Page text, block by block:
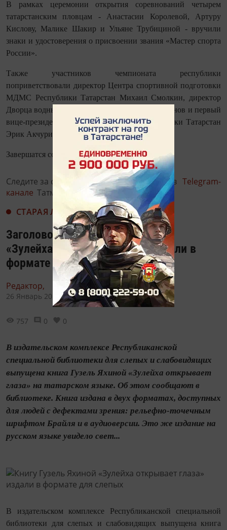
В рамках церемонии открытия соревнований четырем
татарстанским пловцам - Анастасии Королевой, Артуру
Кислову, Малике Шакир и Ульяне Трубициной - вручили
знаки и удостоверения о присвоении звания «Мастер спорта
России».
Также участников чемпионата республики
поприветствовали директор Центра спортивной подготовки
МДМС Республики Татарстан Михаил Смолкин, директор
Дворца водных видов спорта Альберт Багаутдинов и первый
вице-президент Федерации плавания Республики Татарстан
Эрик Акчурин.
Завершатся соревнования 28 января.
Следите за самым важным и интересным в Telegram-
канале Татмедиа
СТАРАЯ ЛЕНТА НОВОСТЕЙ
Заголовок: Книгу Гузель Яхиной
«Зулейха открывает глаза» издали в
формате для слепых
Редактор,
26 Январь 2017 - 10:22
757 0 0
В издательском комплексе Республиканской
специальной библиотеки для слепых и слабовидящих
выпущена книга Гузель Яхиной «Зулейха открывает
глаза» на татарском языке. Об этом сообщают в
библиотеке. Книга издана в двух форматах, доступных
для людей с дефектами зрения: рельефно-точечным
шрифтом Брайля и в аудиоверсии. Это же издание на
русском языке увидело свет...
В издательском комплексе Республиканской специальной
библиотеки для слепых и слабовидящих выпущена книга